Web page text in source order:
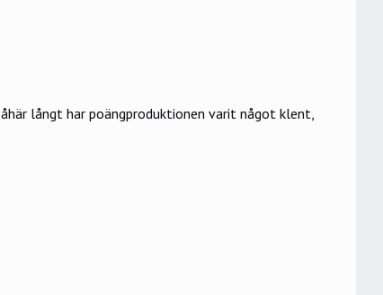
långt har poängproduktionen varit något klent,